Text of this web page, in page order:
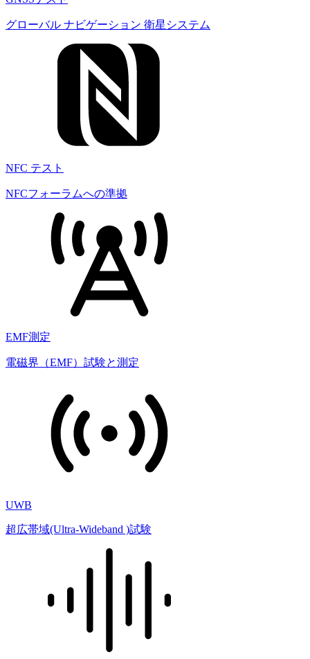
グローバル ナビゲーション 衛星システム
NFC テスト
NFCフォーラムへの準拠
EMF測定
電磁界（EMF）試験と測定
UWB
超広帯域(Ultra-Wideband )試験